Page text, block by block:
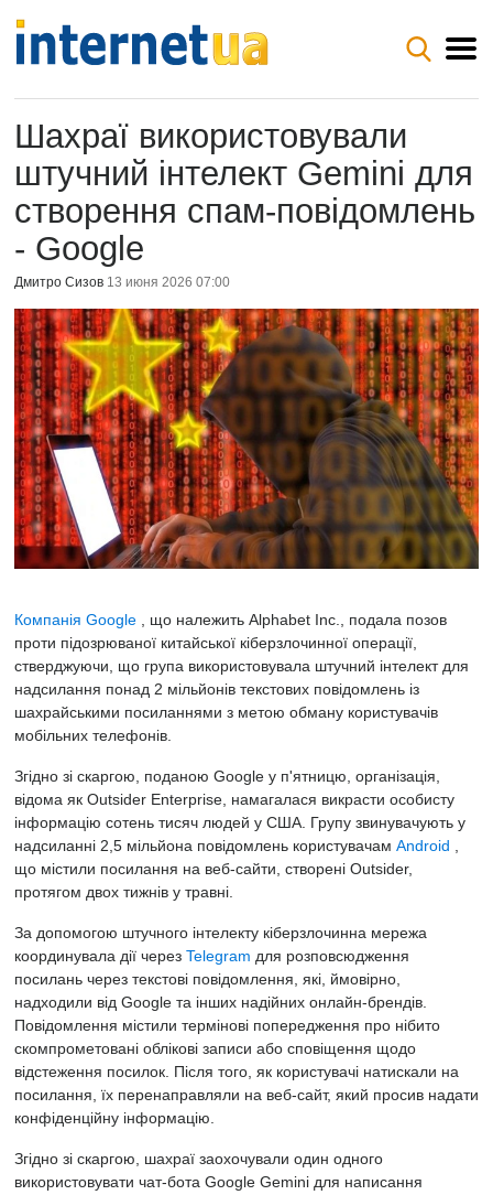
Шахраї використовували
штучний інтелект Gemini для
створення спам-повідомлень
- Google
Дмитро Сизов 13 июня 2026 07:00
Компанія Google , що належить Alphabet Inc., подала позов
проти підозрюваної китайської кіберзлочинної операції,
стверджуючи, що група використовувала штучний інтелект для
надсилання понад 2 мільйонів текстових повідомлень із
шахрайськими посиланнями з метою обману користувачів
мобільних телефонів.
Згідно зі скаргою, поданою Google у п'ятницю, організація,
відома як Outsider Enterprise, намагалася викрасти особисту
інформацію сотень тисяч людей у ​​США. Групу звинувачують у
надсиланні 2,5 мільйона повідомлень користувачам Android ,
що містили посилання на веб-сайти, створені Outsider,
протягом двох тижнів у травні.
За допомогою штучного інтелекту кіберзлочинна мережа
координувала дії через Telegram для розповсюдження
посилань через текстові повідомлення, які, ймовірно,
надходили від Google та інших надійних онлайн-брендів.
Повідомлення містили термінові попередження про нібито
скомпрометовані облікові записи або сповіщення щодо
відстеження посилок. Після того, як користувачі натискали на
посилання, їх перенаправляли на веб-сайт, який просив надати
конфіденційну інформацію.
Згідно зі скаргою, шахраї заохочували один одного
використовувати чат-бота Google Gemini для написання